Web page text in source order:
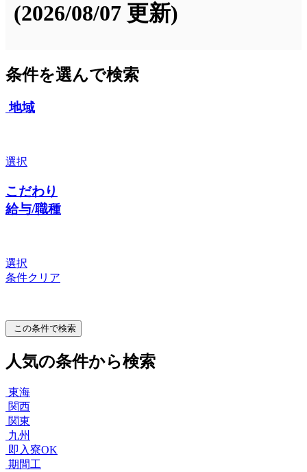
(2026/08/07 更新)
条件を選んで検索
地域
選択
こだわり
給与/職種
選択
条件クリア
この条件で検索
人気の条件から検索
東海
関西
関東
九州
即入寮OK
期間工